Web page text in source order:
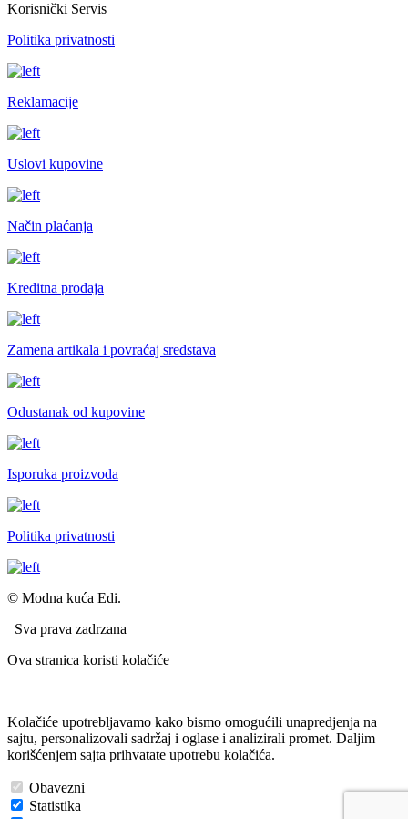
Korisnički Servis
Politika privatnosti
Reklamacije
Uslovi kupovine
Način plaćanja
Kreditna prodaja
Zamena artikala i povraćaj sredstava
Odustanak od kupovine
Isporuka proizvoda
Politika privatnosti
© Modna kuća Edi.
Sva prava zadrzana
Ova stranica koristi kolačiće
Kolačiće upotrebljavamo kako bismo omogućili unapredjenja na
sajtu, personalizovali sadržaj i oglase i analizirali promet. Daljim
korišćenjem sajta prihvatate upotrebu kolačića.
Obavezni
Statistika